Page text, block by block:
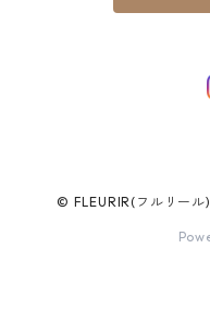
花紬 HANATSUMUGI
バイオリズム鑑定
© FLEURIR(フルリー